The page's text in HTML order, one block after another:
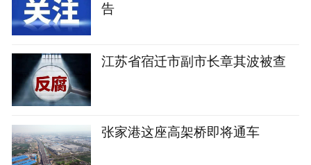
告
江苏省宿迁市副市长章其波被查
张家港这座高架桥即将通车